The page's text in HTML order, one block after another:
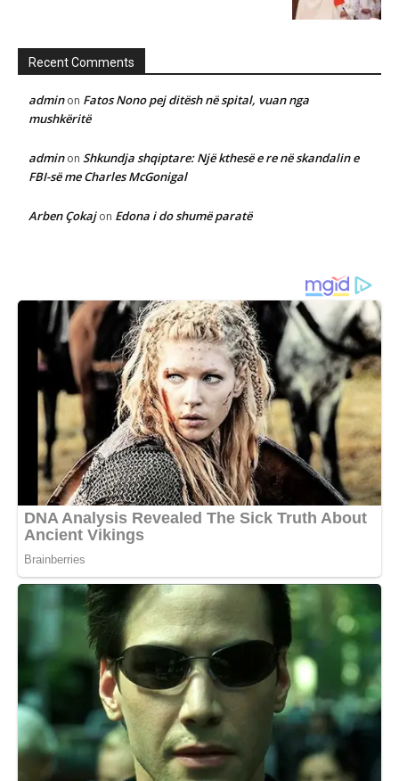
Recent Comments
adminon Fatos Nono pej ditësh në spital, vuan nga
mushkëritë
adminon Shkundja shqiptare: Një kthesë e re në skandalin e
FBI-së me Charles McGonigal
Arben Çokajon Edona i do shumë paratë